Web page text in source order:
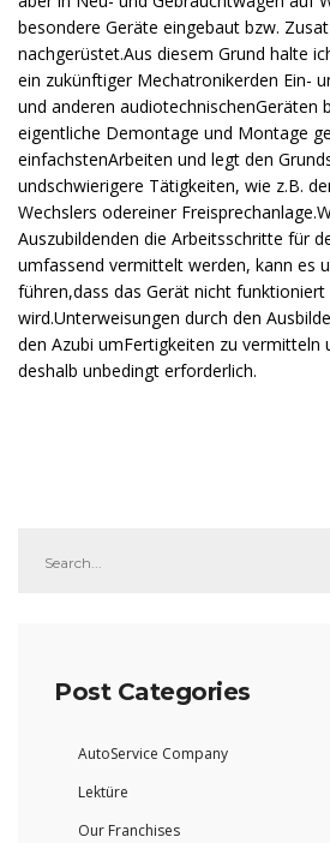
besondere Geräte eingebaut bzw.
nachgerüstet.Aus diesem Grund halte
ein zukünftiger Mechatronikerden Ein-
und anderen audiotechnischenGeräten
eigentliche Demontage und Montage
einfachstenArbeiten und legt den
undschwierigere Tätigkeiten, wie z.B.
Wechslers odereiner
Auszubildenden die Arbeitsschritte für
umfassend vermittelt werden, kann es
führen,dass das Gerät nicht
wird.Unterweisungen durch den
den Azubi umFertigkeiten zu vermitteln
deshalb unbedingt erforderlich.
Post Categories
AutoService Company
Lektüre
Our Franchises